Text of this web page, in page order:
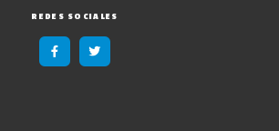
REDES SOCIALES
a
c
e
w
i
t